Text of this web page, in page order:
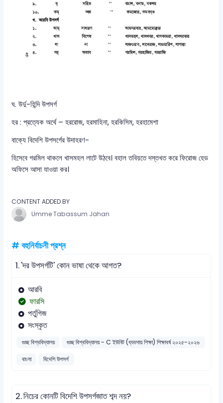
ঘ. উর্দু-হিন্দি উপসর্গ
হর : প্রত্যেক অর্থে – হররোজ, হরমাহিনা, হরকিসিম, হরহামেশা
বাক্যে বিদেশি উপসর্গের উদাহরণ-
হিসেবে গরমিল থাকলে খাসমহল লাটে উঠবে। বহাল তবিয়তে দস্তখত করে ফিরোজ হেড
অফিসে আসা যাওয়া কর।
CONTENT ADDED BY
Umme Tabassum Jahan
# বহুনির্বাচনী প্রশ্ন
1.'দর উপসর্গটি' কোন ভাষা থেকে আগত?
আরবি
ফারসি
পর্তুগিজ
সংস্কৃত
গুচ্ছ বিশ্ববিদ্যালয়
গুচ্ছ বিশ্ববিদ্যালয় - C ইউনিট (ব্যবসায় শিক্ষা) শিক্ষাবর্ষ ২০২৫-২০২৬
বাংলা
বিদেশি উপসর্গ
2.নিচের কোনটি বিদেশি উপসর্গজাত শব্দ নয়?